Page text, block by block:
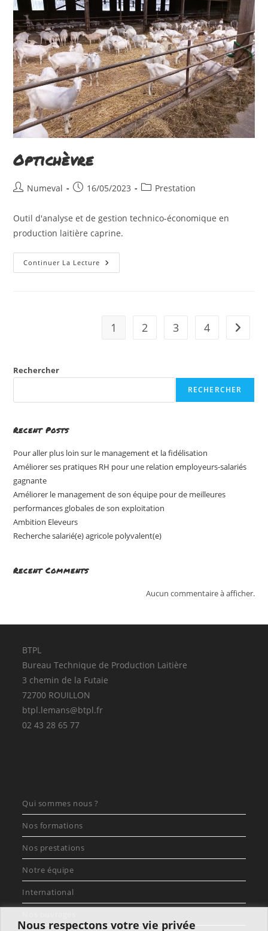
Nous respectons votre vie privée
Optichèvre
Auteur/autrice
publication :
Numeval
Publication
16/05/2023
PostPrestation
Outil d'analyse et de gestion technico-économique en
production laitière caprine.
Continuer La Lecture Optichèvre
1 2 3 4 Aller à
Rechercher
RECHERCHER
Recent Posts
Pour aller plus loin sur le management et la fidélisation
Améliorer ses pratiques RH pour une relation employeurs-salariés
gagnante
Améliorer le management de son équipe pour de meilleures
performances globales de son exploitation
Ambition Eleveurs
Recherche salarié(e) agricole polyvalent(e)
Recent Comments
Aucun commentaire à afficher.
BTPL
Bureau Technique de Production Laitière
3 chemin de la Futaie
72700 ROUILLON
btpl.lemans@btpl.fr
02 43 28 65 77
Qui sommes nous ?
Nos formations
Nos prestations
Notre équipe
International